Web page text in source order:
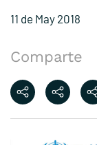
11 de May 2018
Comparte